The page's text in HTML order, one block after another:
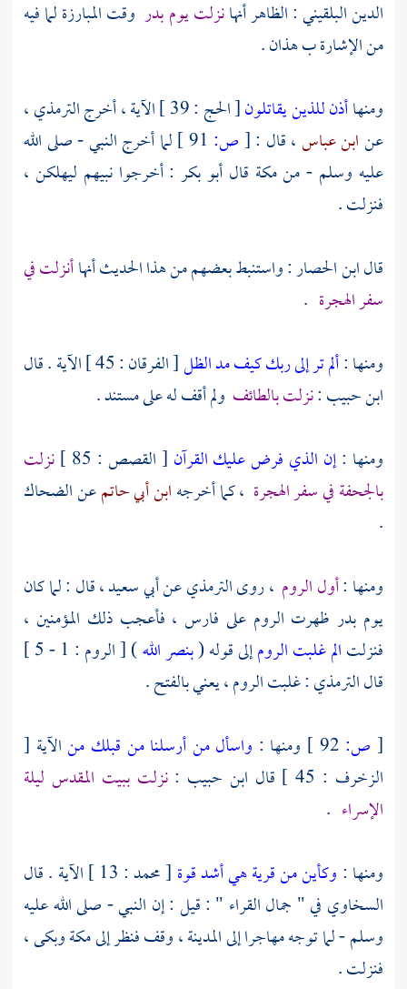
الدين البلقيني: الظاهر أنهانزلت يومبدر وقت المبارزة لما فيه
من الإشارة ب هذان .
ومنهاأذن للذين يقاتلون[ الحج : 39 ] الآية ، أخرج
الترمذي ،
عنابن عباس، قال :[ص:
لما أخرج النبي - صلى الله
عليه وسلم - منمكة قال أبو بكر : أخرجوا نبيهم ليهلكن ،
فنزلت .
قالابن الحصار: واستنبط بعضهم من هذا الحديث أنهاأنزلت في
سفر الهجرة .
ومنها :ألم تر إلى ربك كيف مد الظل[ الفرقان : 45 ] الآية . قال
ابن حبيب:نزلت بالطائف ولم أقف له على مستند .
ومنها :إن الذي فرض عليك القرآن [ القصص : 85 ]
نزلت
بالجحفةفي سفر الهجرة ، كما أخرجهابن أبي حاتمعنالضحاك
.
ومنها :أول الروم ، روىالترمذيعنأبي سعيد، قال : لما كان
يوم بدر ظهرت الرومعلى فارس ، فأعجب ذلك المؤمنين ،
فنزلتالم غلبت الرومإلى قوله (بنصر الله
) [ الروم : 1 - 5 ]
قالالترمذي: غلبت الروم ، يعني بالفتح .
[ ص: ومنها : واسأل من أرسلنا من قبلك منالآية [
الزخرف : 45 ] قال
ابن حبيب :نزلتببيت المقدس ليلة
الإسراء .
ومنها : وكأين من قرية هي أشد قوة [ محمد : 13 ] الآية . قال
السخاوي في " جمال القراء " : قيل : إن النبي - صلى الله عليه
وسلم - لما توجه مهاجرا إلىالمدينة، وقف فنظر إلىمكةوبكى ،
فنزلت .